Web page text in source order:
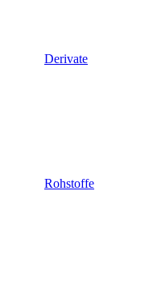
Derivate
Rohstoffe